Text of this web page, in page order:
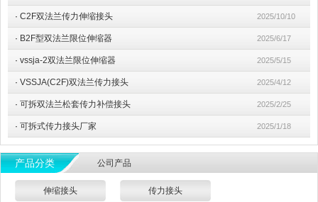
· C2F双法兰传力伸缩接头 2025/10/10
· B2F型双法兰限位伸缩器 2025/6/17
· vssja-2双法兰限位伸缩器 2025/5/15
· VSSJA(C2F)双法兰传力接头 2025/4/12
· 可拆双法兰松套传力补偿接头 2025/2/25
· 可拆式传力接头厂家 2025/1/18
产品分类 公司产品
伸缩接头 传力接头